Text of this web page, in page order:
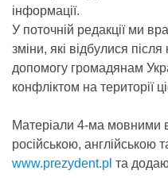
інформації.
У поточній редакції ми
зміни, які відбулися
допомогу громадянам
конфліктом на території
Матеріали 4-ма мовними
російською, англійською
www.prezydent.pl та